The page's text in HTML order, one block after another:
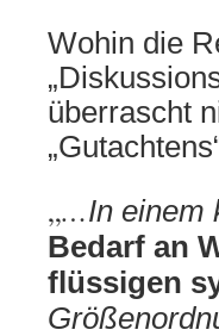
Wohin die
überrascht
„…In einem
Bedarf an
flüssigen